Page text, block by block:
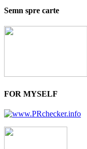
Semn spre carte
FOR MYSELF